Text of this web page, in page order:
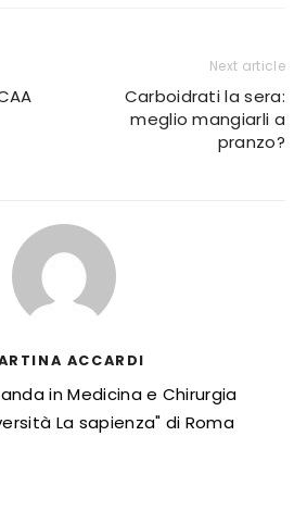
Next article
Carboidrati la sera:
meglio mangiarli a
pranzo?
ACCARDI
in Medicina e Chirurgia
La sapienza" di Roma